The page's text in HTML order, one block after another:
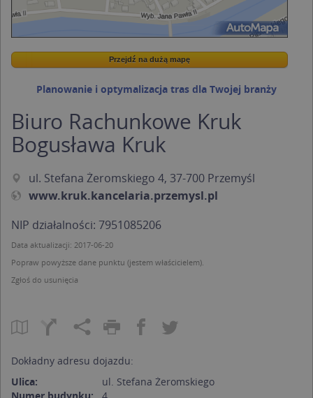
Wstaw tę mapkę na swoją stronę
Przejdź na dużą mapę
Przejdź na dużą mapę
Planowanie i optymalizacja tras dla Twojej branży
Biuro Rachunkowe Kruk
Bogusława Kruk
ul. Stefana Żeromskiego 4, 37-700 Przemyśl
www.kruk.kancelaria.przemysl.pl
NIP działalności: 7951085206
Data aktualizacji: 2017-06-20
Popraw powyższe dane punktu (jestem właścicielem).
Zgłoś do usunięcia
Dokładny adresu dojazdu:
Ulica:
ul. Stefana Żeromskiego